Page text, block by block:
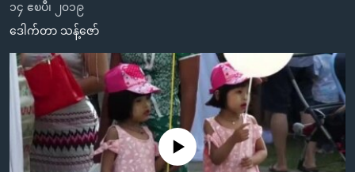
သို့
ကျော်
ကြည့်
ပင်မ
ညွန်း
စာမျက်နှာ
အစ္စရေး-ပါလက်စတိုင်း
အင်္ဂလိပ်စာလေ့လာမယ်
မကြေးမုံရဲ့ အင်္ဂလိပ်စာ
ရုပ်ရှင်ထဲက အင်္ဂလိပ်စာ
သုတပဒေသာ အင်္ဂလိပ်စာ
ရေဒီယို
တီဗွီ
ရေဒီယိုနှင့်ရုပ်သံ အချက်အလက်များ
ရေဒီယို/တီဗွီအစီအစဉ်
Learning English
၁၄ ဧၿပီ၊ ၂၀၁၉
ဒေါက်တာ သန့်ဇော်
No media source currently available